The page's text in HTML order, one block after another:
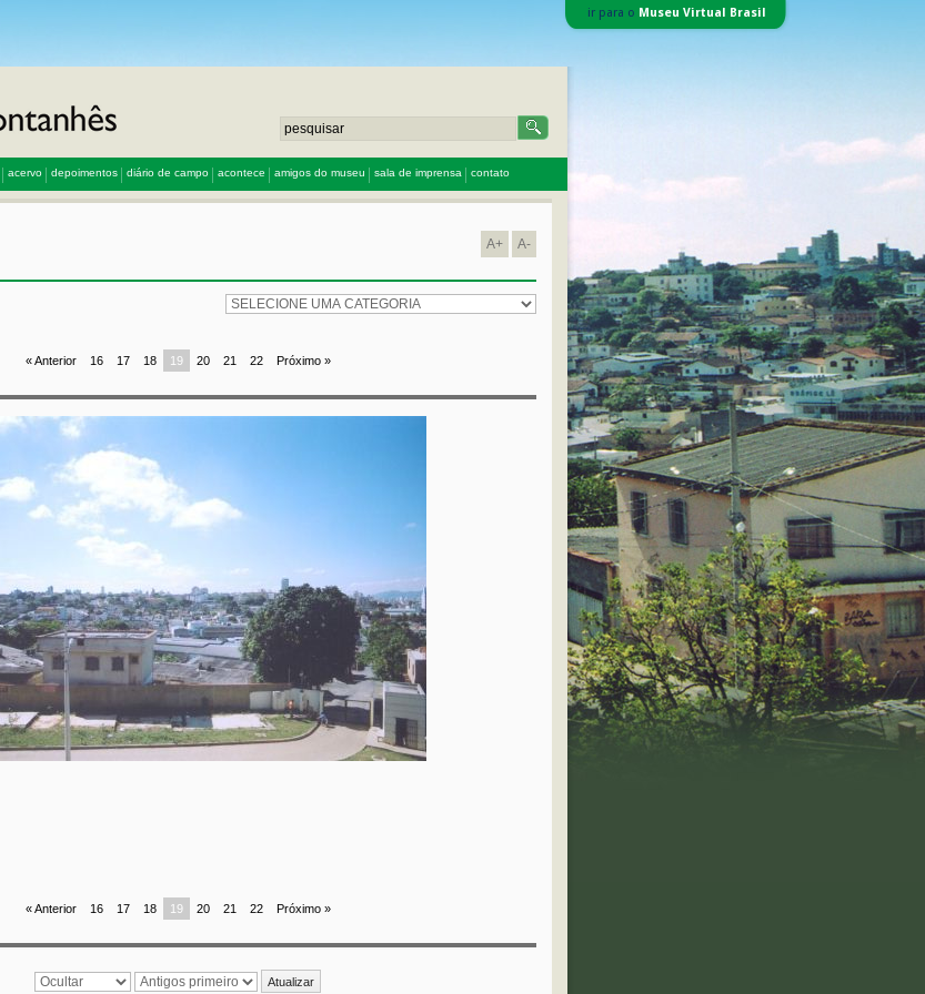
ir para o Museu Virtual Brasil
acervo depoimentos diário de campo acontece amigos do museu sala de imprensa contato
A+ A-
« Anterior 16 17 18 19 20 21 22 Próximo »
« Anterior 16 17 18 19 20 21 22 Próximo »